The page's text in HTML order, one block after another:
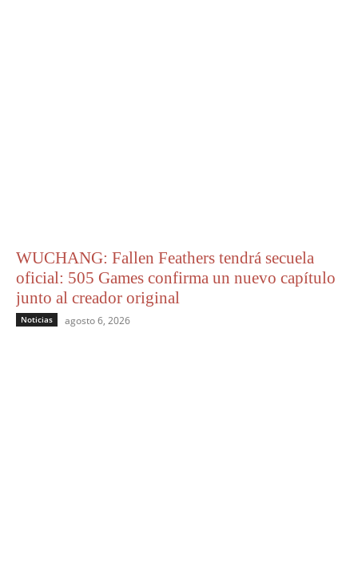
WUCHANG: Fallen Feathers tendrá secuela
oficial: 505 Games confirma un nuevo capítulo
junto al creador original
Noticias agosto 6, 2026